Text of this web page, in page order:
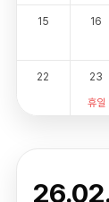
15 16
22
23
휴일